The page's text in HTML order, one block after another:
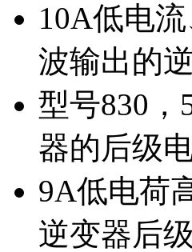
10A低电
波输出的
型号830，
器的后级
9A低电荷
逆变器后